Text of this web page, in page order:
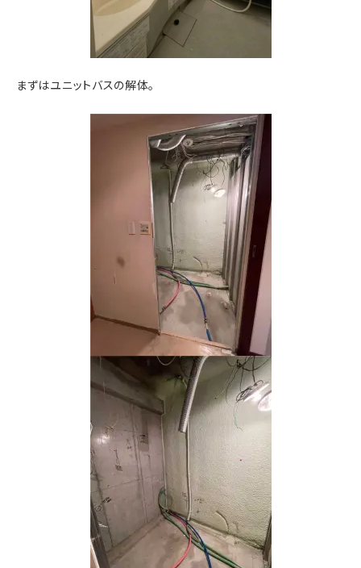
まずはユニットバスの解体。